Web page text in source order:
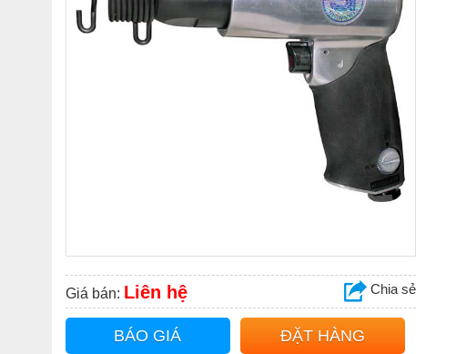
Giá bán: Liên hệ Chia sẻ
BÁO GIÁ ĐẶT HÀNG